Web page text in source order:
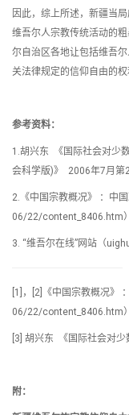
因此，综上所述，新疆当
维吾尔人宗教传统活动的
尔自治区各地让包括维吾
关法律规定的信仰自由的权
参考资料：
1.胡兴东 《国际社会对少
会科学版)》 2006年7月第
2.《中国宗教概况》 ：中
06/22/content_8406.htm）
3. “维吾尔在线”网站（
[1]，[2]《中国宗教概况》
06/22/content_8406.htm）
[3] 胡兴东 《国际社会对少
附：